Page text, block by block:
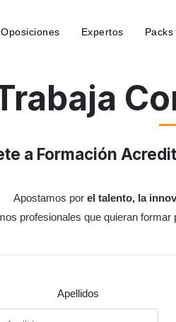
Oposiciones Expertos Packs
a Formación
Apostamos por el talento, la
profesionales que quieran
Apellidos